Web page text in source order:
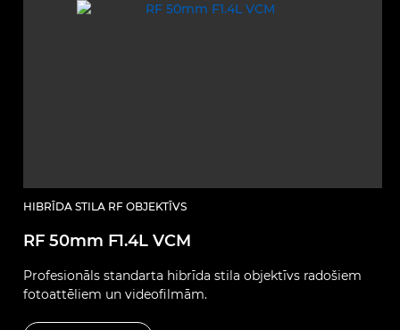
HIBRĪDA STILA RF OBJEKTĪVS
RF 50mm F1.4L VCM
Profesionāls standarta hibrīda stila objektīvs radošiem
fotoattēliem un videofilmām.